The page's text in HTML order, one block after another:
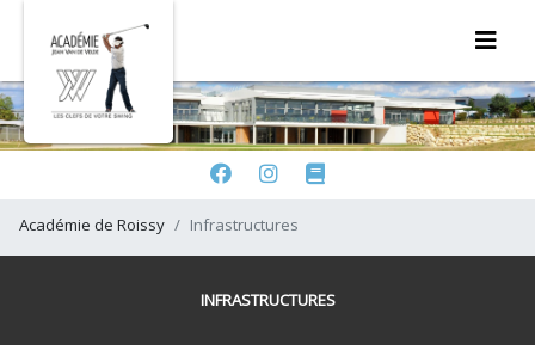
Académie de Roissy Infrastructures
INFRASTRUCTURES